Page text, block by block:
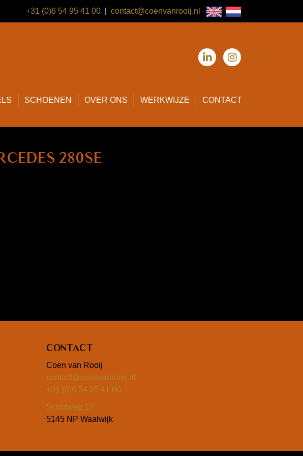
+31 (0)6 54 95 41 00 contact@coenvanrooij.nl
SCHOENEN OVER ONS WERKWIJZE CONTACT
280SE
Contact
Coen van Rooij
contact@coenvanrooij.nl
+31 (0)6 54 95 41 00
Schutweg 17
5145 NP Waalwijk